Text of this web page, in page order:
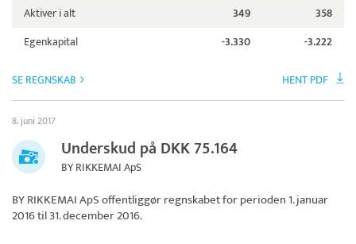
Aktiver i alt
349
358
Egenkapital
-3.330 -3.222
SE REGNSKAB HENT PDF
8. juni 2017
Underskud på DKK 75.164
BY RIKKEMAI ApS
BY RIKKEMAI ApSoffentliggør regnskabet for perioden 1. januar
2016 til 31. december 2016.